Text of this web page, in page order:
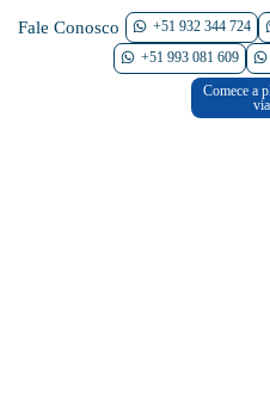
Fale Conosco +51 932 344 724
+51 993 081 609
Comece a